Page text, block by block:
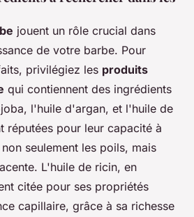
jouent un rôle crucial dans
de votre barbe. Pour
privilégiez les produits
qui contiennent des ingrédients
l'huile d'argan, et l'huile de
réputées pour leur capacité à
non seulement les poils, mais
L'huile de ricin, en
citée pour ses propriétés
capillaire, grâce à sa richesse